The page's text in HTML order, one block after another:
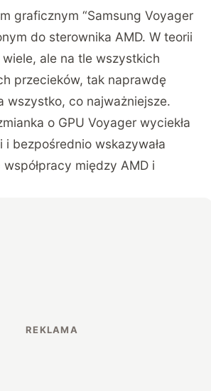
graficznym “Samsung Voyager
do sterownika AMD. W teorii
ale na tle wszystkich
przecieków, tak naprawdę
wszystko, co najważniejsze.
o GPU Voyager wyciekła
i bezpośrednio wskazywała
współpracy między AMD i